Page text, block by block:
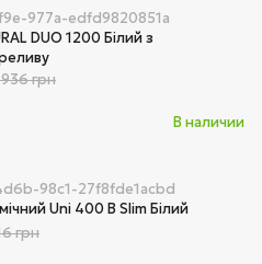
977a-edfd9820851a
DUO 1200 Білий з
В наличии
грн
98c1-27f8fde1acbd
Uni 400 B Slim Білий
грн